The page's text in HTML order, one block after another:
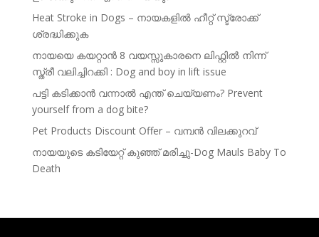
Heat Stroke in Dogs – നായകളിൽ ഹീറ്റ് സ്ട്രോക്ക്
ശ്രദ്ധിക്കുക
നായയെ കയറ്റാൻ 8 വയസ്സുകാരനെ ലിഫ്റ്റിൽ നിന്ന്
സ്ത്രീ വലിച്ചിറക്കി : Dog and boy in lift issue
പട്ടി കടിക്കാൻ വന്നാൽ എന്ത് ചെയ്യണം? Prevent
yourself from a dog bite?
Pet Products Discount Offer – വമ്പൻ വിലക്കുറവ്
നായയുടെ കടിയേറ്റ് കുഞ്ഞ് മരിച്ചു-Dog Mauls Baby To
Death